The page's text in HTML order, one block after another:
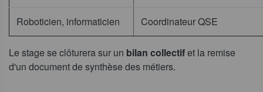
Roboticien, informaticien Coordinateur QSE
Le stage se clôturera sur un bilan collectifet la remise
d'un document de synthèse des métiers.